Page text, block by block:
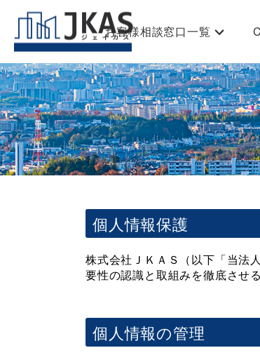
お客様相談窓口一覧
お困りごと相談窓口一覧
法律の専門家一覧
個人情報保護
株式会社ＪＫＡＳ（以下「当法
要性の認識と取組みを徹底させ
個人情報の管理